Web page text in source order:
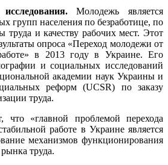
Молодежь является
групп населения по безработице, по
труда и качеству рабочих мест. Этот
опроса «Переход молодежи от
в 2013 году в Украине. Его
и социальных исследований
академии наук Украины и
реформ (UCSR) по заказу
труда.
что «главной проблемой перехода
работе в Украине является
механизмов функционирования
труда.